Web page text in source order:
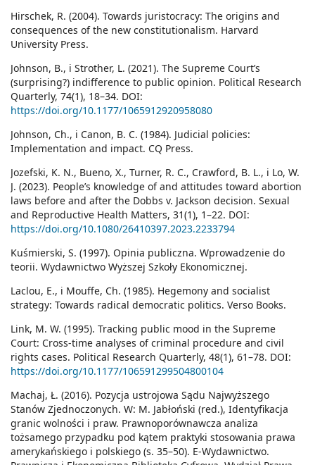
Hirschek, R. (2004). Towards juristocracy: The origins and
consequences of the new constitutionalism. Harvard
University Press.
Johnson, B., i Strother, L. (2021). The Supreme Court’s
(surprising?) indifference to public opinion. Political Research
Quarterly, 74(1), 18–34. DOI:
https://doi.org/10.1177/1065912920958080
Johnson, Ch., i Canon, B. C. (1984). Judicial policies:
Implementation and impact. CQ Press.
Jozefski, K. N., Bueno, X., Turner, R. C., Crawford, B. L., i Lo, W.
J. (2023). People’s knowledge of and attitudes toward abortion
laws before and after the Dobbs v. Jackson decision. Sexual
and Reproductive Health Matters, 31(1), 1–22. DOI:
https://doi.org/10.1080/26410397.2023.2233794
Kuśmierski, S. (1997). Opinia publiczna. Wprowadzenie do
teorii. Wydawnictwo Wyższej Szkoły Ekonomicznej.
Laclou, E., i Mouffe, Ch. (1985). Hegemony and socialist
strategy: Towards radical democratic politics. Verso Books.
Link, M. W. (1995). Tracking public mood in the Supreme
Court: Cross-time analyses of criminal procedure and civil
rights cases. Political Research Quarterly, 48(1), 61–78. DOI:
https://doi.org/10.1177/106591299504800104
Machaj, Ł. (2016). Pozycja ustrojowa Sądu Najwyższego
Stanów Zjednoczonych. W: M. Jabłoński (red.), Identyfikacja
granic wolności i praw. Prawnoporównawcza analiza
tożsamego przypadku pod kątem praktyki stosowania prawa
amerykańskiego i polskiego (s. 35–50). E-Wydawnictwo.